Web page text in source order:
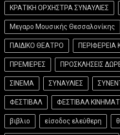
ΚΡΑΤΙΚΗ ΟΡΧΗΣΤΡΑ ΣΥΝΑΥΛΙΕΣ
Μεγαρο Μουσικής Θεσσαλονίκης
ΠΑΙΔΙΚΟ ΘΕΑΤΡΟ ΠΕΡΙΦΕΡΕΙΑ
ΠΡΕΜΙΕΡΕΣ ΠΡΟΣΚΛΗΣΕΙΣ
ΣΙΝΕΜΑ ΣΥΝΑΥΛΙΕΣ
ΦΕΣΤΙΒΑΛ ΦΕΣΤΙΒΑΛ
βιβλιο είσοδος ελεύθερη